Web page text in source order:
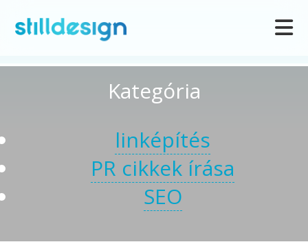
Kategória
linképítés
PR cikkek írása
SEO